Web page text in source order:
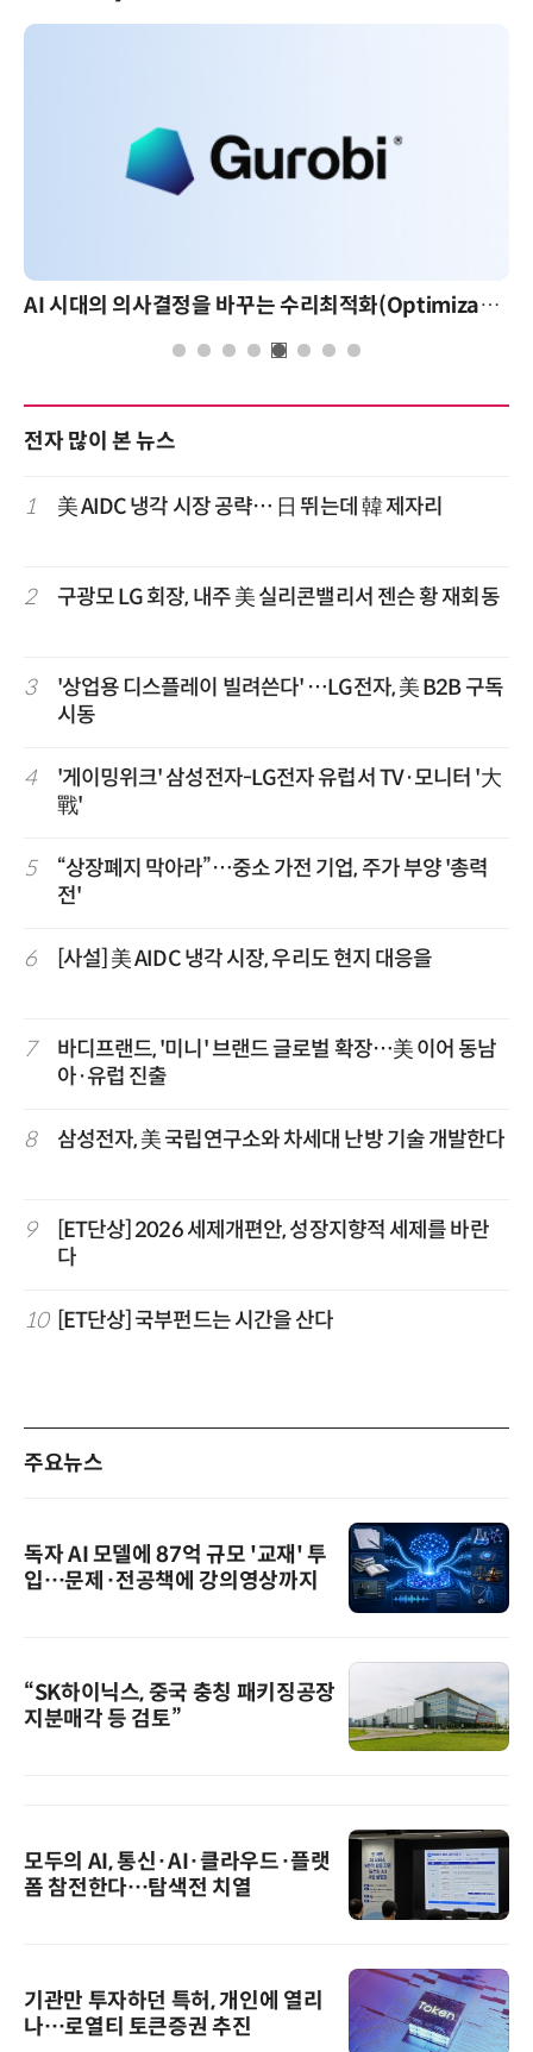
AI 시대의 의사결정을 바꾸는 수리최적화(Optimization): 실제 산업 적용 사례와 활용 전략 AI 핀옵스 실전 세미나: 폭증하는 AI 토큰 비용 관
전자 많이 본 뉴스
1 美 AIDC 냉각 시장 공략… 日 뛰는데 韓 제자리
2 구광모 LG 회장, 내주 美 실리콘밸리서 젠슨 황 재회동
3
'상업용 디스플레이 빌려쓴다' …LG전자, 美 B2B 구독
시동
4
'게이밍위크' 삼성전자-LG전자 유럽서 TV·모니터 '大
戰'
5
“상장폐지 막아라”…중소 가전 기업, 주가 부양 '총력
전'
6 [사설] 美 AIDC 냉각 시장, 우리도 현지 대응을
7
바디프랜드, '미니' 브랜드 글로벌 확장…美 이어 동남
아·유럽 진출
8 삼성전자, 美 국립연구소와 차세대 난방 기술 개발한다
9
[ET단상] 2026 세제개편안, 성장지향적 세제를 바란
다
10 [ET단상] 국부펀드는 시간을 산다
주요뉴스
독자 AI 모델에 87억 규모 '교재' 투
입…문제·전공책에 강의영상까지
“SK하이닉스, 중국 충칭 패키징공장
지분매각 등 검토”
모두의 AI, 통신·AI·클라우드·플랫
폼 참전한다…탐색전 치열
기관만 투자하던 특허, 개인에 열리
나…로열티 토큰증권 추진